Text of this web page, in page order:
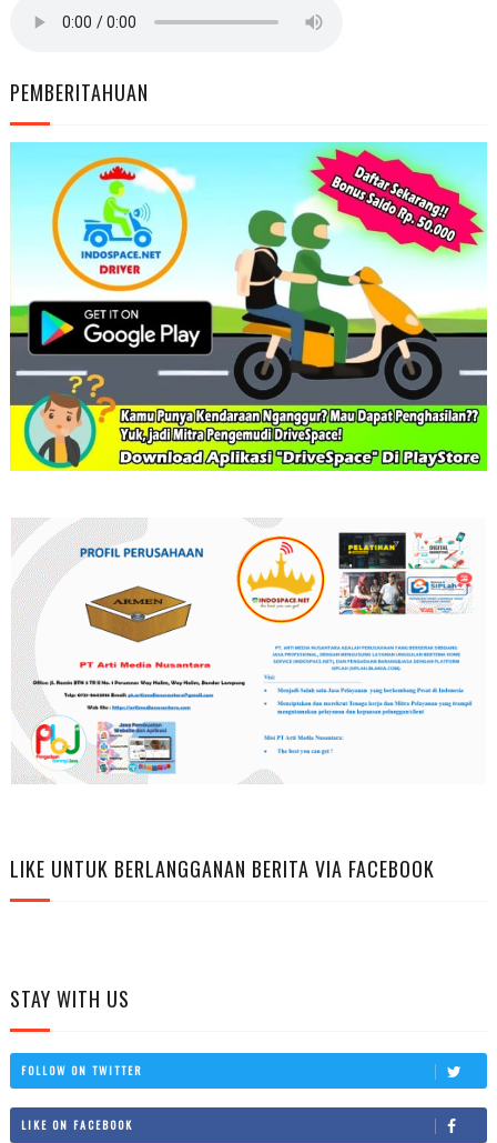
PEMBERITAHUAN
LIKE UNTUK BERLANGGANAN BERITA VIA FACEBOOK
STAY WITH US
FOLLOW ON TWITTER
LIKE ON FACEBOOK